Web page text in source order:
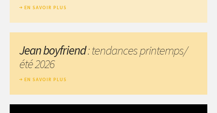
EN SAVOIR PLUS
Jean boyfriend: tendances printemps/
été 2026
EN SAVOIR PLUS